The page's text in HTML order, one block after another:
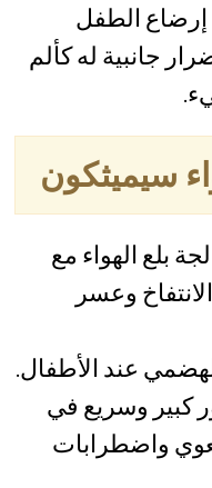
الطفل
جانبية له كألم
سيميثكون
بلع الهواء مع
وعسر
عند الأطفال.
كبير وسريع في
واضطرابات